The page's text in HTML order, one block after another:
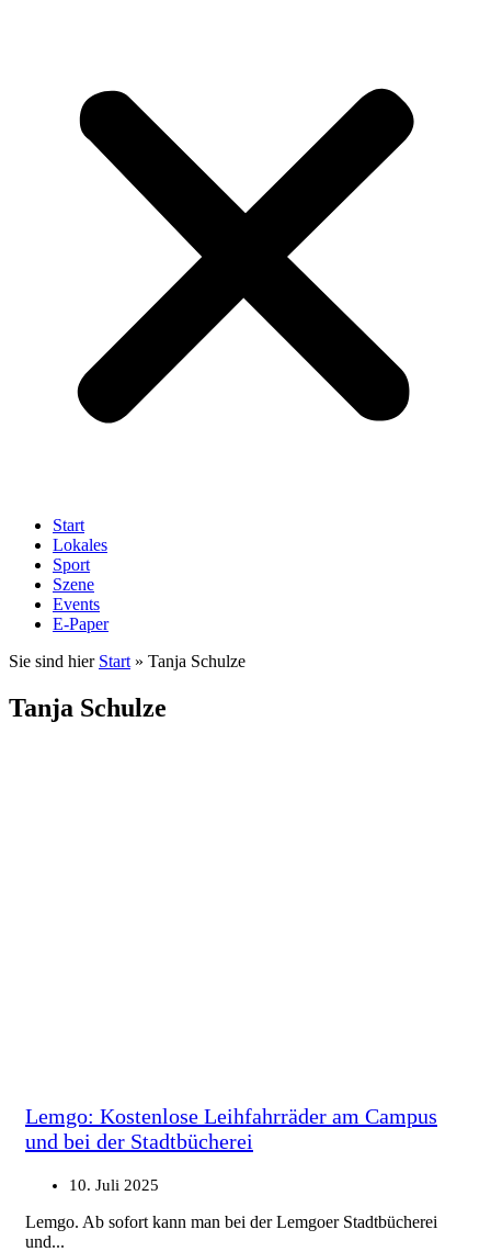
Start
Lokales
Sport
Szene
Events
E-Paper
Sie sind hier Start » Tanja Schulze
Tanja Schulze
Lemgo: Kostenlose Leihfahrräder am Campus
und bei der Stadtbücherei
10. Juli 2025
Lemgo. Ab sofort kann man bei der Lemgoer Stadtbücherei
und...